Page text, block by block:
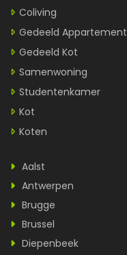
Coliving
Gedeeld Appartement
Gedeeld Kot
Samenwoning
Studentenkamer
Kot
Koten
Aalst
Antwerpen
Brugge
Brussel
Diepenbeek